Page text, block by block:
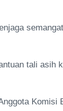
tali asih
Komisi